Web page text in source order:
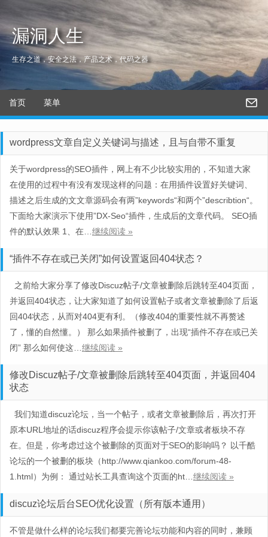
漏洞人生
生存之道，安全之法，产品之术，代码之器
首页 菜单
wordpress文章自定义关键词与描述，且与自带不重复
关于wordpress的SEO插件，网上有不少比较实用的，不知道大家
在使用的过程中有没有发现这样的问题：在用插件设置好关键词、
描述之后生成的文文章源码会有两”keywords“和两个”describtion“。
下面给大家演示下使用”DX-Seo“插件，生成后的文章代码。 SEO插
件的默认效果 1、在… 继续阅读 »
“插件不存在或已关闭”如何设置返回404状态？
之前给大家分享了修改Discuz帖子/文章被删除后跳转至404页面，
并返回404状态，让大家知道了如何设置帖子或者文章被删除了后返
回404状态，从而对404更有利。（修改404的重要性就不再赘述
了，懂的自然懂。） 那么如果插件被删了，出现“插件不存在或已关
闭” 那么如何使这… 继续阅读 »
修改Discuz帖子/文章被删除后跳转至404页面，并返回404
状态
我们知道discuz论坛，当一个帖子，或者文章被删除后，再次打开
原本URL地址的话discuz程序会提示你该帖子/文章或者板块不存
在。但是，你考虑过这个被删除的页面对于SEO的影响吗？ 以千酷
论坛的一个被删的板块（http://www.qiankoo.com/forum-48-
1.html）为例： 通过站长工具查询这个页面的ht… 继续阅读 »
discuz论坛后台SEO优化设置（所有版本通用）
不管是做什么样的论坛我们都要完善论坛功能和内容的同时，兼顾